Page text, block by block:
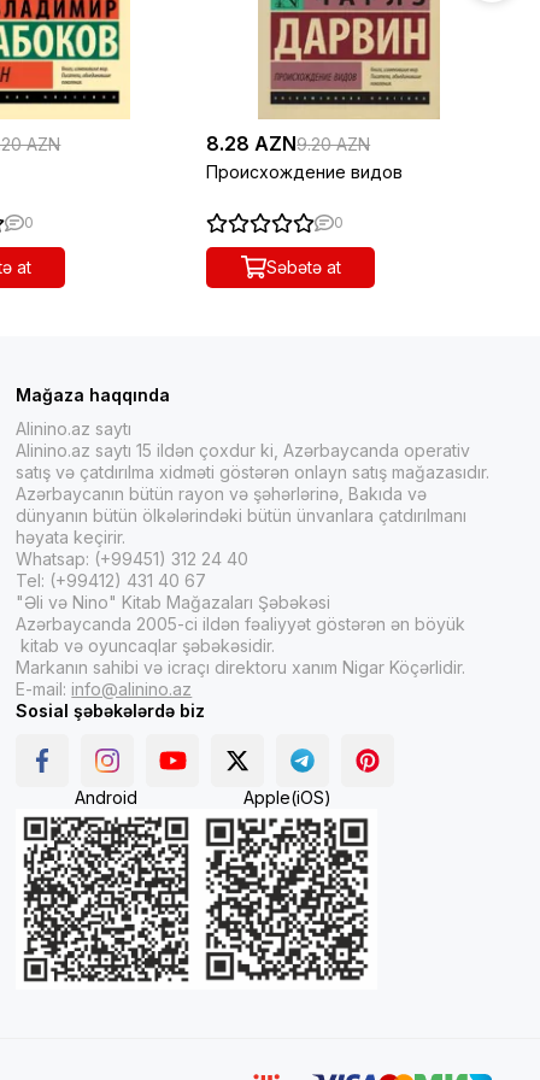
AZN
0
at
8.28 AZN9.20 AZN
Происхождение видов
0
Səbətə at
Mağaza haqqında
Alinino.az saytı
Alinino.az saytı 15 ildən çoxdur ki, Azərbaycanda operativ
satış və çatdırılma xidməti göstərən onlayn satış mağazasıdır.
Azərbaycanın bütün rayon və şəhərlərinə, Bakıda və
dünyanın bütün ölkələrindəki bütün ünvanlara çatdırılmanı
həyata keçirir.
Whatsap: (+99451) 312 24 40
Tel: (+99412) 431 40 67
"Əli və Nino" Kitab Mağazaları Şəbəkəsi
Azərbaycanda 2005-ci ildən fəaliyyət göstərən ən böyük
kitab və oyuncaqlar şəbəkəsidir.
Markanın sahibi və icraçı direktoru xanım Nigar Köçərlidir.
E-mail: info@alinino.az
Sosial şəbəkələrdə biz
Android Apple(iOS)